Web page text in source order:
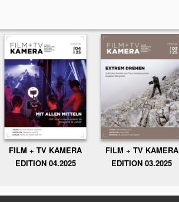
FILM + TV KAMERA
EDITION 04.2025
FILM + TV KAMERA
EDITION 03.2025